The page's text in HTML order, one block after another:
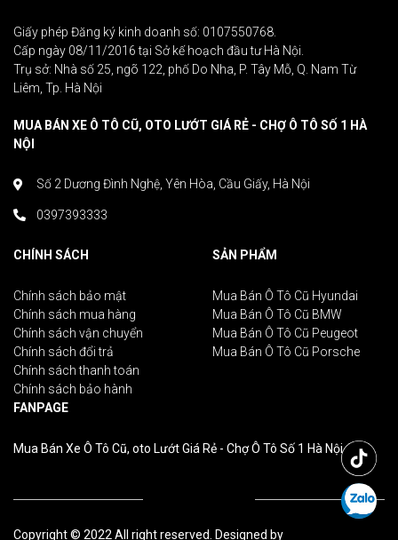
Giấy phép Đăng ký kinh doanh số: 0107550768.
Cấp ngày 08/11/2016 tại Sở kế hoạch đầu tư Hà Nội.
Trụ sở: Nhà số 25, ngõ 122, phố Do Nha, P. Tây Mỗ, Q. Nam Từ
Liêm, Tp. Hà Nội
MUA BÁN XE Ô TÔ CŨ, OTO LƯỚT GIÁ RẺ - CHỢ Ô TÔ SỐ 1 HÀ
NỘI
Số 2 Dương Đình Nghệ, Yên Hòa, Cầu Giấy, Hà Nội
0397393333
CHÍNH SÁCH
Chính sách bảo mật
Chính sách mua hàng
Chính sách vận chuyển
Chính sách đổi trả
Chính sách thanh toán
Chính sách bảo hành
SẢN PHẨM
Mua Bán Ô Tô Cũ Hyundai
Mua Bán Ô Tô Cũ BMW
Mua Bán Ô Tô Cũ Peugeot
Mua Bán Ô Tô Cũ Porsche
FANPAGE
Mua Bán Xe Ô Tô Cũ, oto Lướt Giá Rẻ - Chợ Ô Tô Số 1 Hà Nội
Copyright © 2022 All right reserved. Designed by